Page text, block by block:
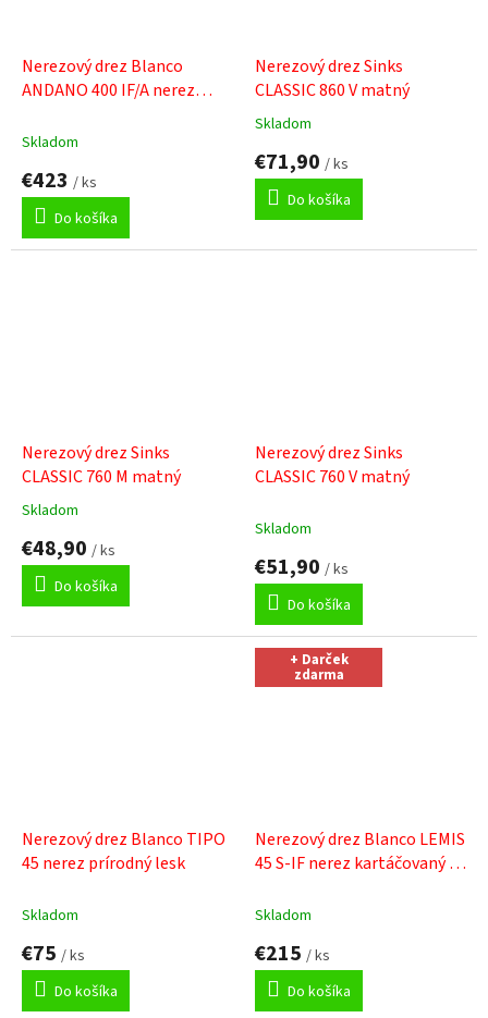
Nerezový drez Blanco
ANDANO 400 IF/A nerez
+ Sinks čistiaca pasta
Skladom
€423 / ks
Do košíka
Nerezový drez Sinks
CLASSIC 860 V matný
Priemerné
produktu
5,0
5
Skladom
€71,90 / ks
Do košíka
Nerezový drez Sinks
CLASSIC 760 M matný
Priemerné
produktu
5,0
5
Skladom
€48,90 / ks
Do košíka
Nerezový drez Sinks
CLASSIC 760 V matný
Skladom
€51,90 / ks
Do košíka
Nerezový drez Blanco TIPO
45 nerez prírodný lesk
Skladom
€75 / ks
Do košíka
+ Darček
zdarma
Nerezový drez Blanco LEMIS
45 S-IF nerez kartáčovaný s
pasta
Skladom
€215 / ks
Do košíka